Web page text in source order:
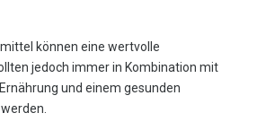
können eine wertvolle
jedoch immer in Kombination mit
und einem gesunden